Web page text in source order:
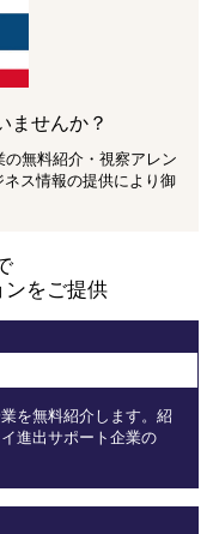
ませんか？
無料紹介・視察アレン
ス情報の提供により御
ンをご提供
を無料紹介します。紹
進出サポート企業の